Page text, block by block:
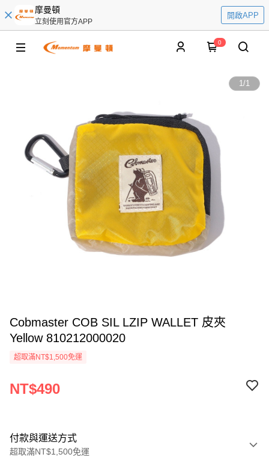
摩曼頓
立刻使用官方APP
開啟APP
0
1/1
Cobmaster COB SIL LZIP WALLET 皮夾
Yellow 810212000020
超取滿NT$1,500免運
NT$490
付款與運送方式
超取滿NT$1,500免運